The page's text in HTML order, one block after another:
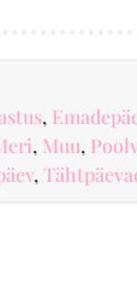
,
, Muu,
,